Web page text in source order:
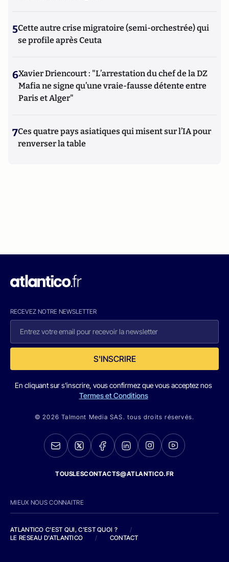
5Cette autre crise migratoire (semi-orchestrée) qui
se profile après Ceuta
6Xavier Driencourt : "L’arrestation du chef de la DZ
Mafia ne signe qu’une vraie-fausse détente entre
Paris et Alger"
7Ces quatre pays asiatiques qui misent sur l’IA pour
renverser la table
RECEVEZ NOTRE NEWSLETTER
S'INSCRIRE
En cliquant sur s'inscrire, vous confirmez que vous acceptez nos
Termes et Conditions
© 2026 Talmont Media SAS. tous droits réservés.
TOUSLESCONTACTS@ATLANTICO.FR
MIEUX NOUS CONNAITRE
ATLANTICO C'EST QUI, C'EST QUOI ?
/
LE RESEAU D'ATLANTICO
/ CONTACT